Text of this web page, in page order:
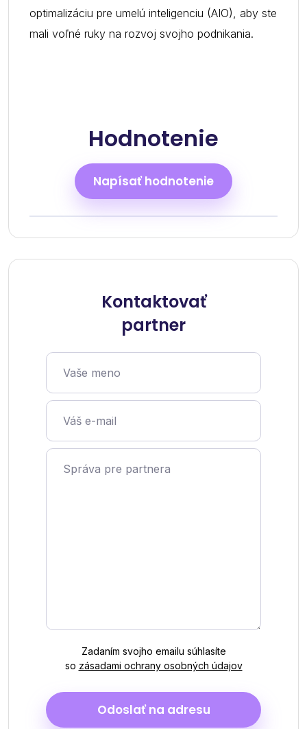
optimalizáciu pre umelú inteligenciu (AIO), aby ste
mali voľné ruky na rozvoj svojho podnikania.
Hodnotenie
Napísať hodnotenie
Kontaktovať
partner
Vaše meno
Váš e-mail
Správa pre partnera
Zadaním svojho emailu súhlasíte
so zásadami ochrany osobných údajov
Odoslať na adresu